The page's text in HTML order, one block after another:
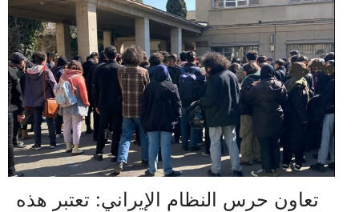
تعاون حرس النظام الإيراني: تعتبر هذه